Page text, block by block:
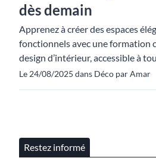
dès demain
Apprenez à créer des espaces
fonctionnels avec une formation
design d’intérieur, accessible à
Le 24/08/2025 dans Déco par Amar
Restez informé